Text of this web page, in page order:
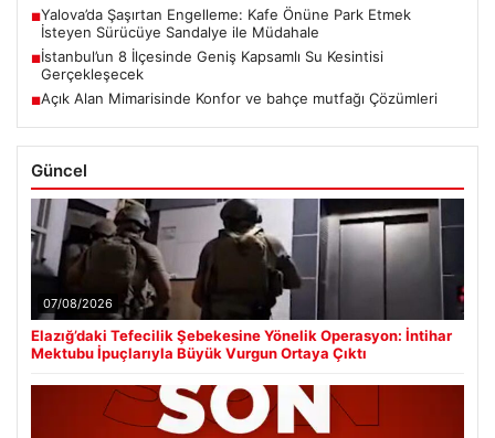
■Yalova’da Şaşırtan Engelleme: Kafe Önüne Park Etmek
İsteyen Sürücüye Sandalye ile Müdahale
■İstanbul’un 8 İlçesinde Geniş Kapsamlı Su Kesintisi
Gerçekleşecek
■Açık Alan Mimarisinde Konfor ve bahçe mutfağı Çözümleri
Güncel
07/08/2026
Elazığ’daki Tefecilik Şebekesine Yönelik Operasyon: İntihar
Mektubu İpuçlarıyla Büyük Vurgun Ortaya Çıktı